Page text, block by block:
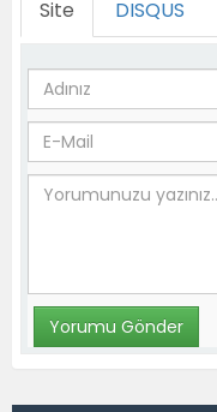
Site DISQUS